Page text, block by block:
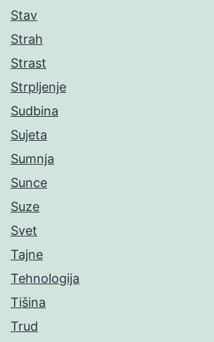
Stav
Strah
Strast
Strpljenje
Sudbina
Sujeta
Sumnja
Sunce
Suze
Svet
Tajne
Tehnologija
Tišina
Trud